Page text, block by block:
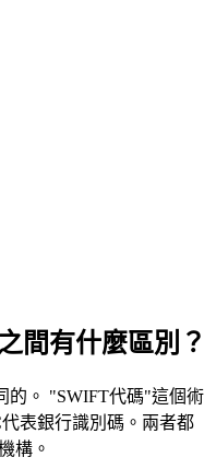
間有什麼區別？
的。 "SWIFT代碼"這個術
表銀行識別碼。兩者都
構。